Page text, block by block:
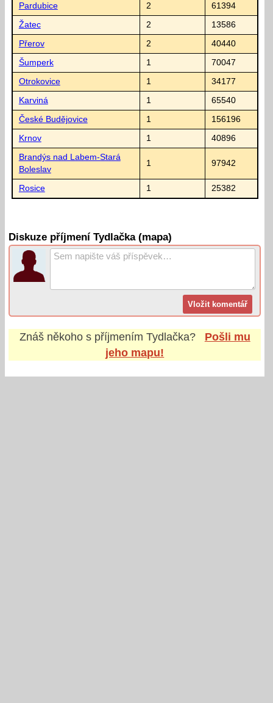
Pardubice 2 61394
Žatec 2 13586
Přerov 2 40440
Šumperk 1 70047
Otrokovice 1 34177
Karviná 1 65540
České Budějovice 1 156196
Krnov 1 40896
Brandýs nad Labem-Stará
Boleslav
1 97942
Rosice 1 25382
Diskuze příjmení Tydlačka (mapa)
Znáš někoho s příjmením Tydlačka?
Pošli mu
jeho mapu!